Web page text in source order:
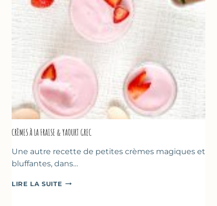
DES
CRÈMES À LA FRAISE & YAOURT GREC
Une autre recette de petites crèmes magiques et
bluffantes, dans…
LIRE LA SUITE CRÈMES